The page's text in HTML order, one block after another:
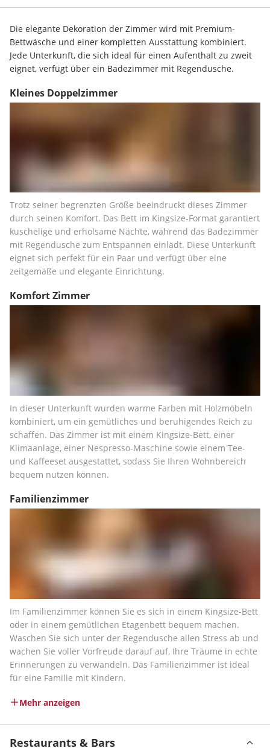
Die elegante Dekoration der Zimmer wird mit Premium-
Bettwäsche und einer kompletten Ausstattung kombiniert.
Jede Unterkunft, die sich ideal für einen Aufenthalt zu zweit
eignet, verfügt über ein Badezimmer mit Regendusche.
Kleines Doppelzimmer
Trotz seiner begrenzten Größe beeindruckt dieses Zimmer
durch seinen Komfort. Das Bett im Kingsize-Format garantiert
kuschelige und erholsame Nächte, während das Badezimmer
mit Regendusche zum Entspannen einlädt. Diese Unterkunft
eignet sich perfekt für ein Paar und verfügt über eine
zeitgemäße und elegante Einrichtung.
Komfort Zimmer
In dieser Unterkunft wurden warme Farben mit Holzmöbeln
kombiniert, um ein gemütliches und beruhigendes Reich zu
schaffen. Das Zimmer ist mit einem Kingsize-Bett, einer
Klimaanlage, einer Nespresso-Maschine sowie einem Tee-
und Kaffeeset ausgestattet, sodass Sie Ihren Wohnbereich
bequem nutzen können.
Familienzimmer
Im Familienzimmer können Sie es sich in einem Kingsize-Bett
oder in einem gemütlichen Etagenbett bequem machen.
Waschen Sie sich unter der Regendusche allen Stress ab und
wachen Sie voller Vorfreude darauf auf, Ihre Träume in echte
Erinnerungen zu verwandeln. Das Familienzimmer ist ideal
für eine Familie mit Kindern.
Mehr anzeigen
Restaurants & Bars